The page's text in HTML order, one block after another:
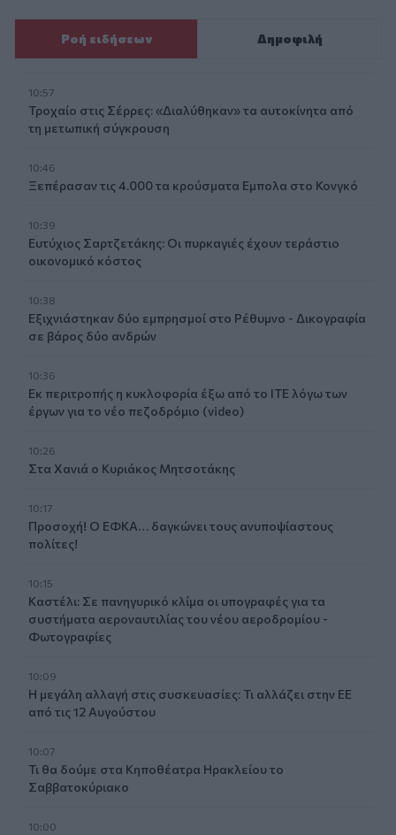
Ροή ειδήσεων Δημοφιλή
10:57
Τροχαίο στις Σέρρες: «Διαλύθηκαν» τα αυτοκίνητα από
τη μετωπική σύγκρουση
10:46
Ξεπέρασαν τις 4.000 τα κρούσματα Εμπολα στο Κονγκό
10:39
Ευτύχιος Σαρτζετάκης: Οι πυρκαγιές έχουν τεράστιο
οικονομικό κόστος
10:38
Εξιχνιάστηκαν δύο εμπρησμοί στο Ρέθυμνο - Δικογραφία
σε βάρος δύο ανδρών
10:36
Εκ περιτροπής η κυκλοφορία έξω από το ΙΤΕ λόγω των
έργων για το νέο πεζοδρόμιο (video)
10:26
Στα Χανιά ο Κυριάκος Μητσοτάκης
10:17
Προσοχή! Ο ΕΦΚΑ… δαγκώνει τους ανυποψίαστους
πολίτες!
10:15
Καστέλι: Σε πανηγυρικό κλίμα οι υπογραφές για τα
συστήματα αεροναυτιλίας του νέου αεροδρομίου -
Φωτογραφίες
10:09
Η μεγάλη αλλαγή στις συσκευασίες: Τι αλλάζει στην ΕΕ
από τις 12 Αυγούστου
10:07
Τι θα δούμε στα Κηποθέατρα Ηρακλείου το
Σαββατοκύριακο
10:00